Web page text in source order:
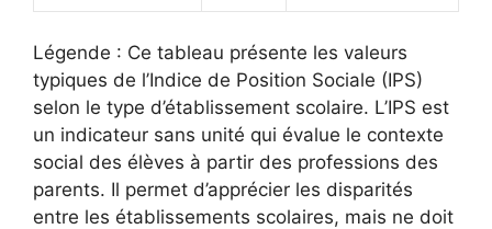
Légende : Ce tableau présente les valeurs
typiques de l’Indice de Position Sociale (IPS)
selon le type d’établissement scolaire. L’IPS est
un indicateur sans unité qui évalue le contexte
social des élèves à partir des professions des
parents. Il permet d’apprécier les disparités
entre les établissements scolaires, mais ne doit